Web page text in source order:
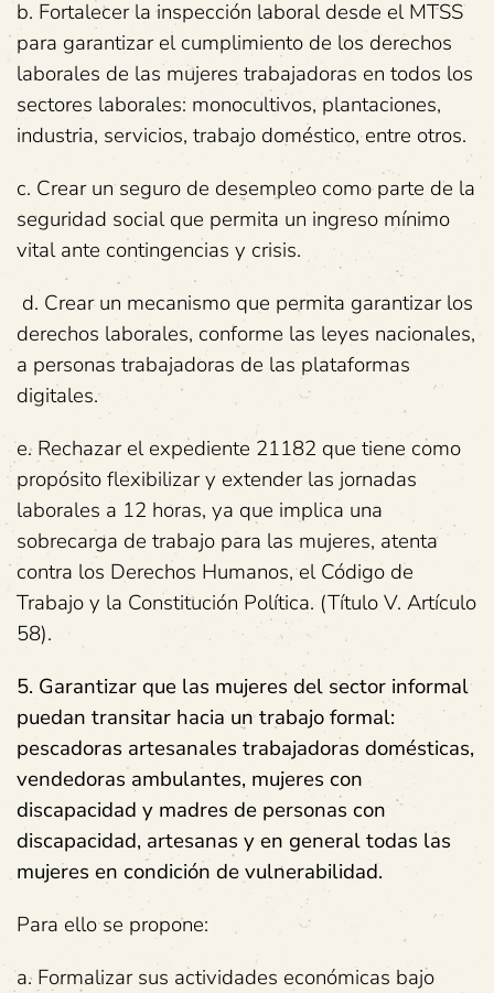
b. Fortalecer la inspección laboral desde el MTSS
para garantizar el cumplimiento de los derechos
laborales de las mujeres trabajadoras en todos los
sectores laborales: monocultivos, plantaciones,
industria, servicios, trabajo doméstico, entre otros.
c. Crear un seguro de desempleo como parte de la
seguridad social que permita un ingreso mínimo
vital ante contingencias y crisis.
d. Crear un mecanismo que permita garantizar los
derechos laborales, conforme las leyes nacionales,
a personas trabajadoras de las plataformas
digitales.
e. Rechazar el expediente 21182 que tiene como
propósito flexibilizar y extender las jornadas
laborales a 12 horas, ya que implica una
sobrecarga de trabajo para las mujeres, atenta
contra los Derechos Humanos, el Código de
Trabajo y la Constitución Política. (Título V. Artículo
58).
5. Garantizarque las mujeres del sector informal
puedan transitar hacia untrabajo formal:
pescadoras artesanales trabajadoras domésticas,
vendedoras ambulantes, mujeres con
discapacidad y madres de personas con
discapacidad, artesanas y en general todas las
mujeres en condición de vulnerabilidad.
Para ello se propone:
a. Formalizar sus actividades económicas bajo